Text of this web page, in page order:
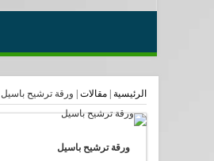
الرئيسية |مقالات ورقة ترشيح باسيل
ورقة ترشيح باسيل